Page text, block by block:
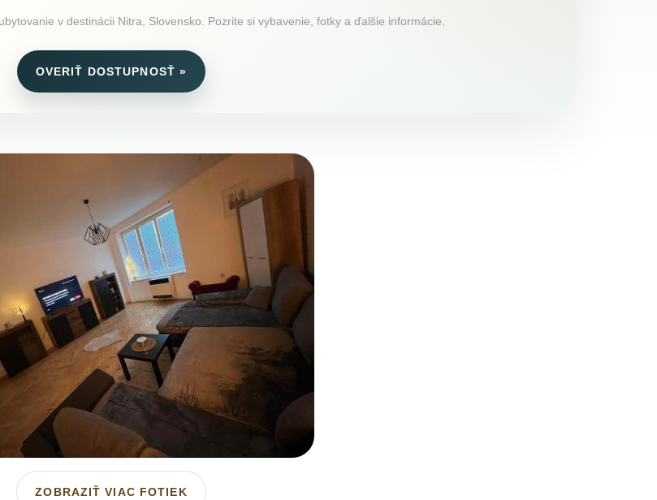
v destinácii Nitra, Slovensko. Pozrite si vybavenie, fotky a ďalšie informácie.
OVERIŤ DOSTUPNOSŤ »
ZOBRAZIŤ VIAC FOTIEK